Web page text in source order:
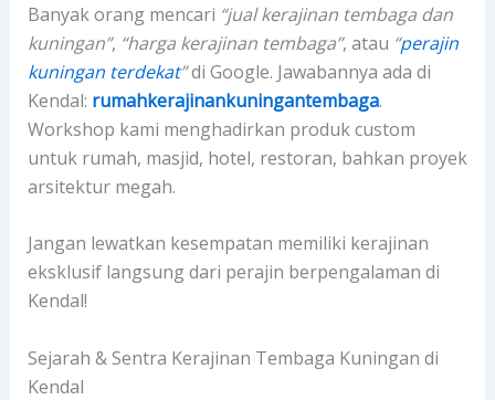
Banyak orang mencari “jual kerajinan tembaga dan
kuningan”, “harga kerajinan tembaga”, atau “perajin
kuningan terdekat”di Google. Jawabannya ada di
Kendal: rumahkerajinankuningantembaga.
Workshop kami menghadirkan produk custom
untuk rumah, masjid, hotel, restoran, bahkan proyek
arsitektur megah.
Jangan lewatkan kesempatan memiliki kerajinan
eksklusif langsung dari perajin berpengalaman di
Kendal!
Sejarah & Sentra Kerajinan Tembaga Kuningan di
Kendal